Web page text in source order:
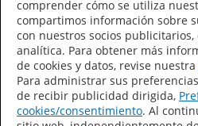
Declaración de accesibilidad
Términos de uso
Privacidad
comprender cómo se utiliza
compartimos información sobre
con nuestros socios publicitarios,
analítica. Para obtener más
de cookies y datos, revise nuestra
Para administrar sus
de recibir publicidad dirigida,
cookies/consentimiento. Al